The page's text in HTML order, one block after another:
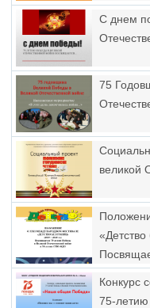
С днем
75
великой
«Детство
Конкурс
75-летию